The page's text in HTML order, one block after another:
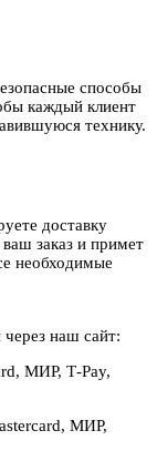
способы
каждый клиент
технику.
доставку
заказ и примет
необходимые
наш сайт:
МИР, T‑Pay,
МИР,